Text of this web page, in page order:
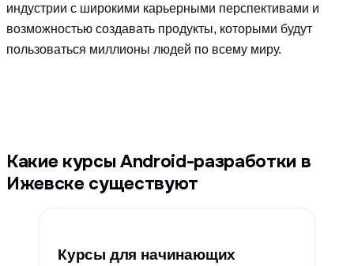
индустрии с широкими карьерными перспективами и
возможностью создавать продукты, которыми будут
пользоваться миллионы людей по всему миру.
Какие курсы Android-разработки в
Ижевске существуют
Курсы для начинающих